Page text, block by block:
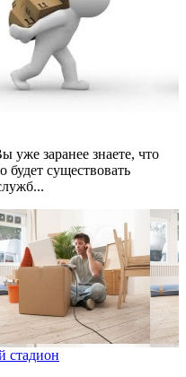
уже заранее знаете, что
существовать
стадион